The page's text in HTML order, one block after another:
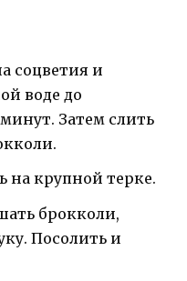
соцветия и
воде до
Затем слить
на крупной терке.
брокколи,
Посолить и